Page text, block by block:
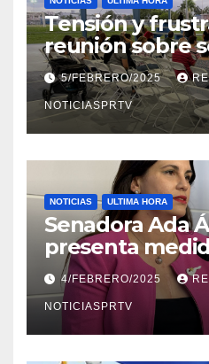
Tensión y
reunión sobre
Reparto
5/FEBRERO/2025
NOTICIASPRTV
NOTICIAS ULTIMA HORA
Senadora Ada
presenta
violencia en el
4/FEBRERO/2025
NOTICIASPRTV